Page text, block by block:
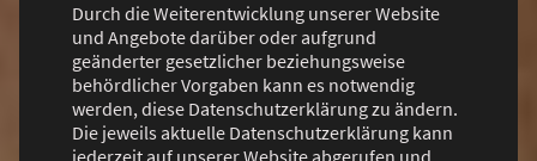
Durch die Weiterentwicklung unserer Website
und Angebote darüber oder aufgrund
geänderter gesetzlicher beziehungsweise
behördlicher Vorgaben kann es notwendig
werden, diese Datenschutzerklärung zu ändern.
Die jeweils aktuelle Datenschutzerklärung kann